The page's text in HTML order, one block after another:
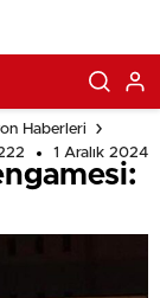
Haberleri
1 Aralık 2024